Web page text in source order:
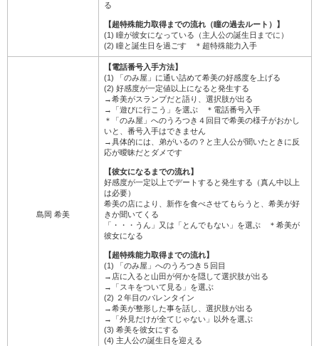
る
【超特殊能力取得までの流れ（瞳の過去ルート）】
(1) 瞳が彼女になっている（主人公の誕生日までに）
(2) 瞳と誕生日を過ごす ＊超特殊能力入手
島岡 希美
【電話番号入手方法】
(1) 「のみ屋」に通い詰めて希美の好感度を上げる
(2) 好感度が一定値以上になると発生する
→希美がスランプだと語り、選択肢が出る
→「遊びに行こう」を選ぶ ＊電話番号入手
＊「のみ屋」へのうろつき４回目で希美の様子がおかし
いと、番号入手はできません
→具体的には、弟がいるの？と主人公が聞いたときに反
応が曖昧だとダメです
【彼女になるまでの流れ】
好感度が一定以上でデートすると発生する（真ん中以上
は必要）
希美の店により、新作を食べさせてもらうと、希美が好
きか聞いてくる
「・・・うん」又は「とんでもない」を選ぶ ＊希美が
彼女になる
【超特殊能力取得までの流れ】
(1) 「のみ屋」へのうろつき５回目
→店に入ると山田が何かを隠して選択肢が出る
→「スキをついて見る」を選ぶ
(2) ２年目のバレンタイン
→希美が整形した事を話し、選択肢が出る
→「外見だけが全てじゃない」以外を選ぶ
(3) 希美を彼女にする
(4) 主人公の誕生日を迎える